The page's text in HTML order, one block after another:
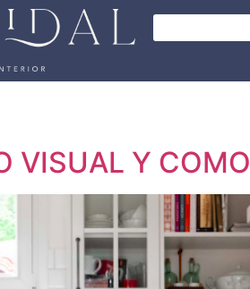
VISUAL Y